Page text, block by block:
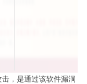
，是通过该软件漏洞